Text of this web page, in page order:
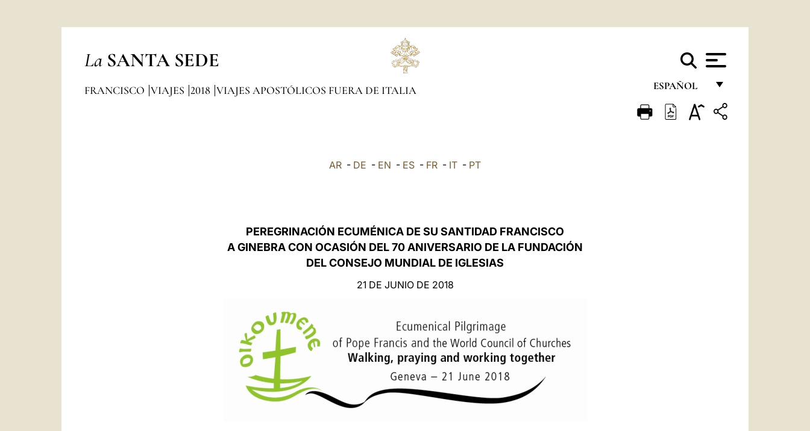
La SANTA SEDE
ESPAÑOL
FRANÇAIS
FRANCISCO VIAJES 2018 VIAJES APOSTÓLICOS FUERA DE ITALIA
AR - DE - EN - ES - FR - IT - PT
PEREGRINACIÓN ECUMÉNICA DE SU SANTIDAD FRANCISCO
A GINEBRA CON OCASIÓN DEL 70 ANIVERSARIO DE LA FUNDACIÓN
DEL CONSEJO MUNDIAL DE IGLESIAS
21 DE JUNIO DE 2018